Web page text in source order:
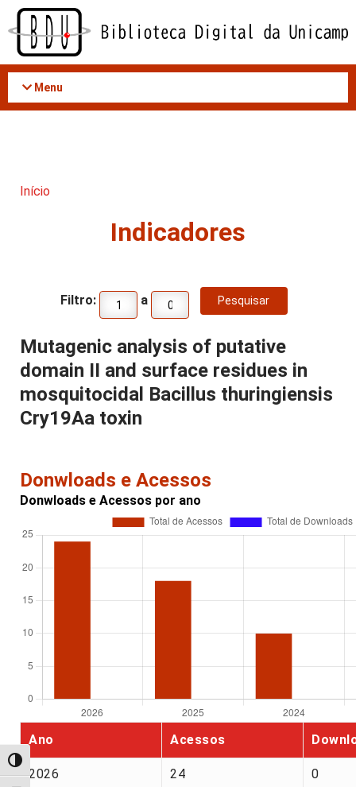
Acessar
conteúdo
Alternar alto contraste
Menu
Início
Indicadores
Filtro: a
Mutagenic analysis of putative
domain II and surface residues in
mosquitocidal Bacillus thuringiensis
Cry19Aa toxin
Donwloads e Acessos
Donwloads e Acessos por ano
Ano Acessos
2026 24 0